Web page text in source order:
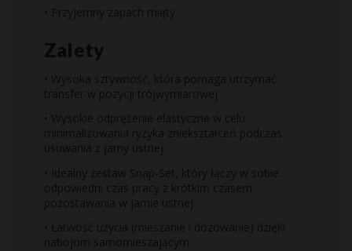
• Przyjemny zapach mięty
Zalety
• Wysoka sztywność, która pomaga utrzymać
transfer w pozycji trójwymiarowej
• Wysokie odprężenie elastyczne w celu
minimalizowania ryzyka zniekształceń podczas
usuwania z jamy ustnej
• Idealny zestaw Snap-Set, który łączy w sobie
odpowiedni czas pracy z krótkim czasem
pozostawania w jamie ustnej
• Łatwość użycia (mieszanie i dozowanie) dzięki
nabojom samomieszającym